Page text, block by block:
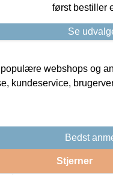
først bestiller
Se
webshops og
kundeservice,
Bedst
Stjerner